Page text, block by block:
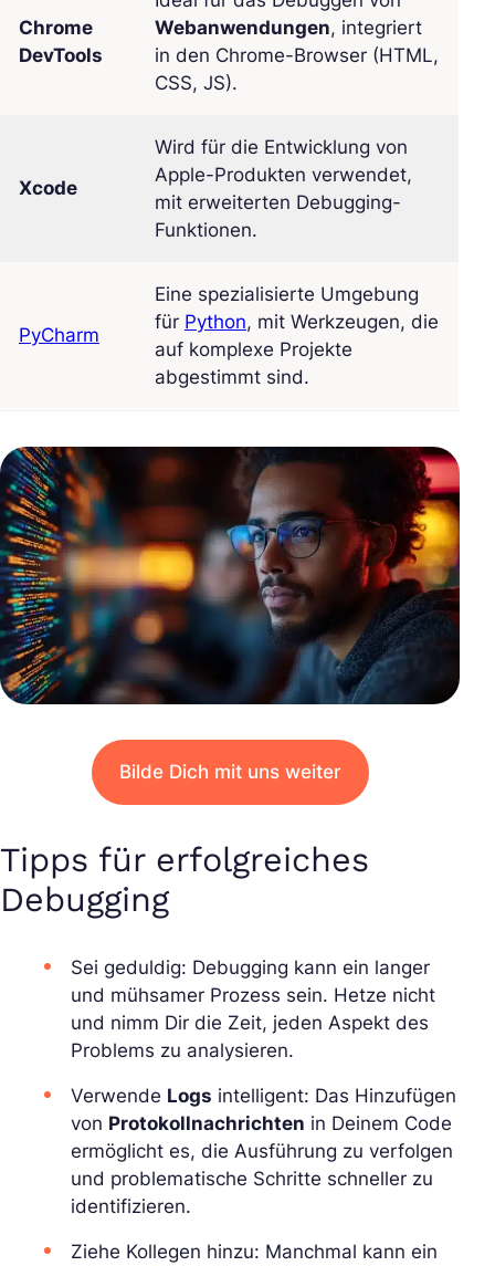
Chrome
DevTools
Webanwendungen, integriert
in den Chrome-Browser (HTML,
CSS, JS).
Xcode
Wird für die Entwicklung von
Apple-Produkten verwendet,
mit erweiterten Debugging-
Funktionen.
PyCharm
Eine spezialisierte Umgebung
für Python, mit Werkzeugen, die
auf komplexe Projekte
abgestimmt sind.
Bilde Dich mit uns weiter
Tipps für erfolgreiches
Debugging
Sei geduldig: Debugging kann ein langer
und mühsamer Prozess sein. Hetze nicht
und nimm Dir die Zeit, jeden Aspekt des
Problems zu analysieren.
Verwende Logs intelligent: Das Hinzufügen
von Protokollnachrichten in Deinem Code
ermöglicht es, die Ausführung zu verfolgen
und problematische Schritte schneller zu
identifizieren.
Ziehe Kollegen hinzu: Manchmal kann ein